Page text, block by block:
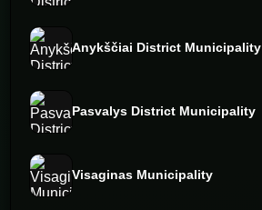
Anykščiai District Municipality
Pasvalys District Municipality
Visaginas Municipality